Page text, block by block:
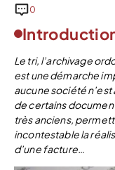
0
Le tri, l’archivage
est une démarche
aucune société n’est
de certains
très anciens,
incontestable la
d’une facture…